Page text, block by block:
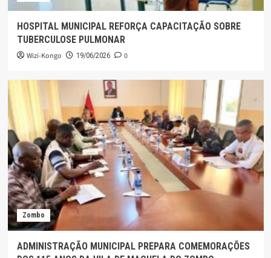
HOSPITAL MUNICIPAL REFORÇA CAPACITAÇÃO SOBRE
TUBERCULOSE PULMONAR
Wizi-Kongo 19/06/2026 0
Zombo
ADMINISTRAÇÃO MUNICIPAL PREPARA COMEMORAÇÕES